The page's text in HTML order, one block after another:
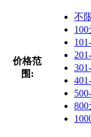
价格范
围:
不
800